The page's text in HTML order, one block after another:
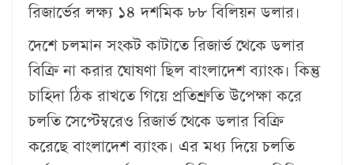
রিজার্ভের লক্ষ্য ১৪ দশমিক ৮৮ বিলিয়ন ডলার।
দেশে চলমান সংকট কাটাতে রিজার্ভ থেকে ডলার
বিক্রি না করার ঘোষণা ছিল বাংলাদেশ ব্যাংক। কিন্তু
চাহিদা ঠিক রাখতে গিয়ে প্রতিশ্রুতি উপেক্ষা করে
চলতি সেপ্টেম্বরেও রিজার্ভ থেকে ডলার বিক্রি
করেছে বাংলাদেশ ব্যাংক। এর মধ্য দিয়ে চলতি